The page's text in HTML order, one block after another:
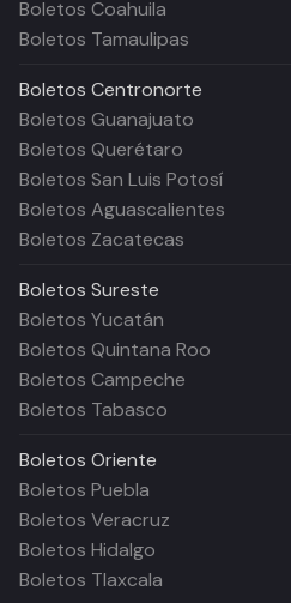
Boletos Coahuila
Boletos Tamaulipas
Boletos Centronorte
Boletos Guanajuato
Boletos Querétaro
Boletos San Luis Potosí
Boletos Aguascalientes
Boletos Zacatecas
Boletos Sureste
Boletos Yucatán
Boletos Quintana Roo
Boletos Campeche
Boletos Tabasco
Boletos Oriente
Boletos Puebla
Boletos Veracruz
Boletos Hidalgo
Boletos Tlaxcala